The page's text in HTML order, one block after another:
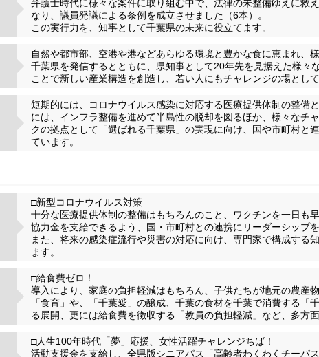
弁護士時代に様々な案件に取り組む中で、法律の未整備ゆえに救
なり、議員発議による条例を成立させました（6本）。
この実行力を、知事として千葉県の未来に役立てます。
自然や都市部、空港や港などあらゆる環境と豊かな食に恵まれ、
千葉県を発信するとともに、県知事として20年先を見据えた様々
ことで新しい産業構造を創造し、若い人にもチャレンジの場とし
短期的には、コロナウイルス感染に対応する医療提供体制の整備
には、インフラ整備を進めて半島性の脱却を図るほか、様々なチ
クの拠点として「選ばれる千葉県」の実現に向け、国や市町村と
ています。
□新型コロナウイルス対策
十分な医療提供体制の整備はもちろんのこと、ワクチンを一日も
協力金を支給できるよう、国・市町村との連携にリーダーシップ
また、将来の感染症流行や災害の対応に向け、専門家で構成する
ます。
□給食費ゼロ！
導入により、家庭の負担軽減はもちろん、子供たちが地元の農産
「食育」や、「千葉愛」の醸成、千葉の食材を千葉で消費する「
る展開、更には給食費を徴収する「教員の負担軽減」など、多方
□人生100年時代「夢」応援、女性活躍チャレンジちば！
活動支援金を支給し、全県版シニアパス「高齢者わくわくチーパ